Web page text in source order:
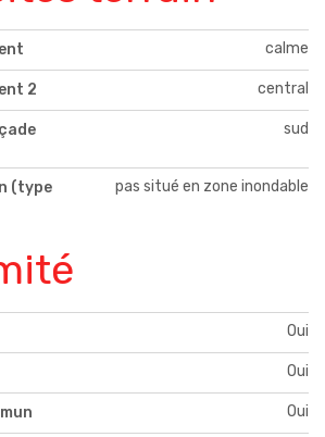
calme
2 central
sud
(type
pas situé en zone inondable
Oui
Oui
Oui